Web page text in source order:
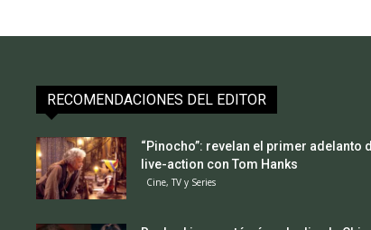
RECOMENDACIONES DEL EDITOR
“Pinocho”: revelan el primer adelanto
live-action con Tom Hanks
Cine, TV y Series